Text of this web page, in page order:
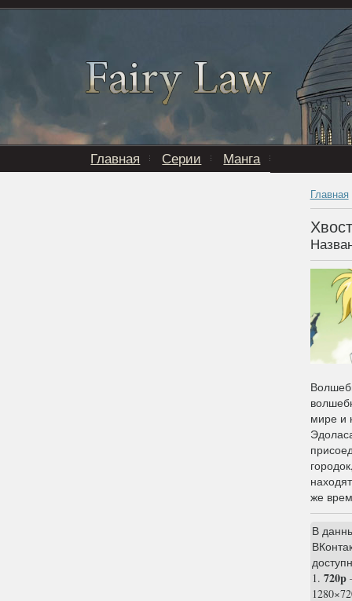
Главная Серии Манга
Главная
мире и
же
В
1. 720p